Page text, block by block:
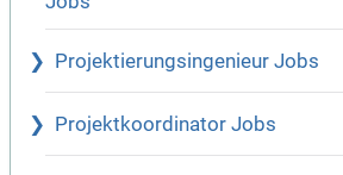
Projektierungsingenieur Jobs
Projektkoordinator Jobs